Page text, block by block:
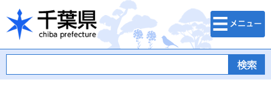
千葉県
検索・メニュ
ー